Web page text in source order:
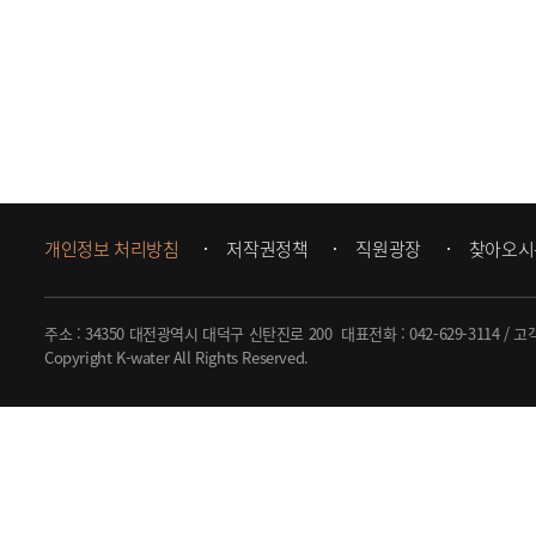
개인정보 처리방침 저작권정책 직원광장 찾아오
주소 : 34350 대전광역시 대덕구 신탄진로 200 대표전화 :042-629-3114/ 고
Copyright K-water All Rights Reserved.